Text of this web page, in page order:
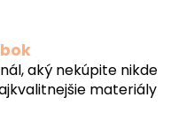
aký nekúpite nikde
materiály